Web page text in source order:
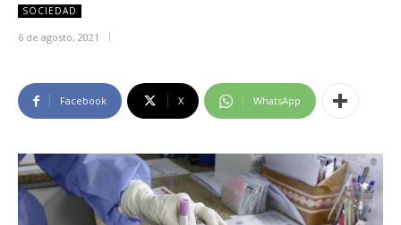
SOCIEDAD
6 de agosto, 2021
Facebook X WhatsApp